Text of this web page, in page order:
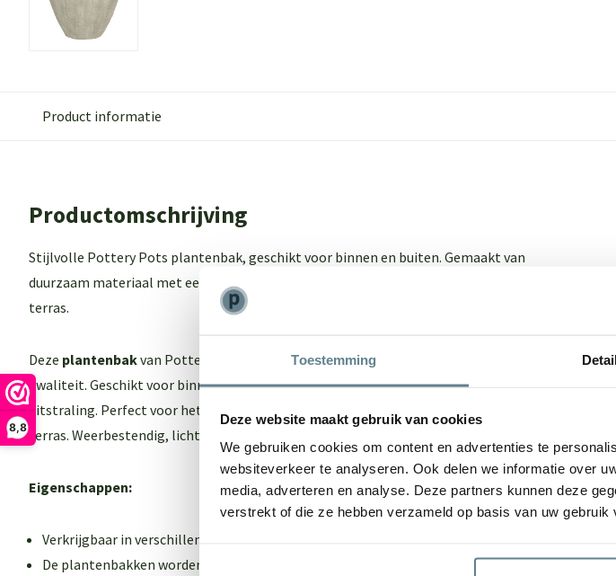
Toestemming
Deze website maakt gebruik van cookies
We gebruiken cookies om content en advertenties te
websiteverkeer te analyseren. Ook delen we informatie over
media, adverteren en analyse. Deze partners kunnen deze
verstrekt of die ze hebben verzameld op basis van uw gebruik
8,8
Product informatie
Productomschrijving
Stijlvolle Pottery Pots plantenbak, geschikt voor binnen en buiten. Gemaakt van
duurzaam materiaal met een moderne uitstraling. Perfect voor elke woonruimte, tuin of
terras.
Deze plantenbakvan Pottery pots combineert tijdloos design met hoogwaardige
kwaliteit. Geschikt voor binnen en buiten, gemaakt van duurzaam materiaal met een luxe
uitstraling. Perfect voor het stijlvol presenteren van planten in huis, tuin of op het
terras. Weerbestendig, licht van gewicht en zeer eenvoudig te onderhouden.
Eigenschappen:
Verkrijgbaar in verschillende kleuren en maten
De plantenbakken worden geleverd
gaten in de bodem. Voor buiten gebruik